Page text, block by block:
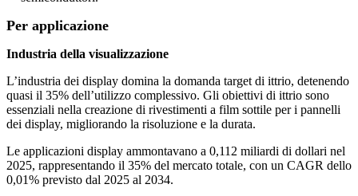
Per applicazione
Industria della visualizzazione
L’industria dei display domina la domanda target di ittrio, detenendo
quasi il 35% dell’utilizzo complessivo. Gli obiettivi di ittrio sono
essenziali nella creazione di rivestimenti a film sottile per i pannelli
dei display, migliorando la risoluzione e la durata.
Le applicazioni display ammontavano a 0,112 miliardi di dollari nel
2025, rappresentando il 35% del mercato totale, con un CAGR dello
0,01% previsto dal 2025 al 2034.